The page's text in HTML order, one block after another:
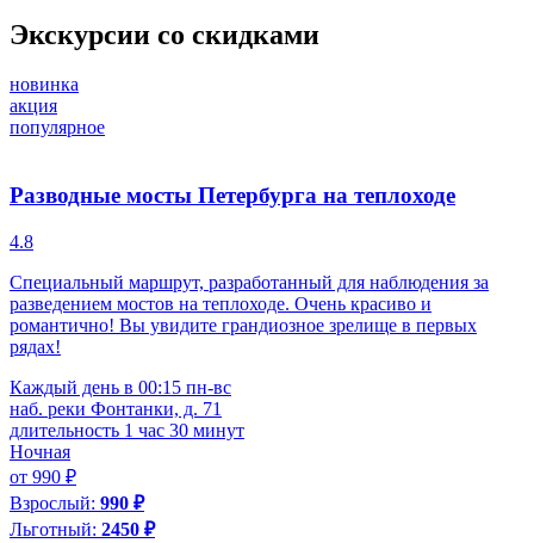
Экскурсии со скидками
новинка
акция
популярное
Разводные мосты Петербурга на теплоходе
4.8
Специальный маршрут, разработанный для наблюдения за
разведением мостов на теплоходе. Очень красиво и
романтично! Вы увидите грандиозное зрелище в первых
рядах!
Каждый день в 00:15 пн-вс
наб. реки Фонтанки, д. 71
длительность 1 час 30 минут
Ночная
от 990 ₽
Взрослый: 990 ₽
Льготный: 2450 ₽